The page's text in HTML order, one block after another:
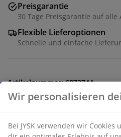
Preisgarantie
30 Tage Preisgarantie auf alle
Flexible Lieferoptionen
Schnelle und einfache
Artikelnummer: 6873744
Produkteigenschaften
Wir personalisieren
Website zu bieten. Cookies
Werbung zu ermöglichen.
Wenn du Marketing-Cookies
deine Browsing-Daten mit